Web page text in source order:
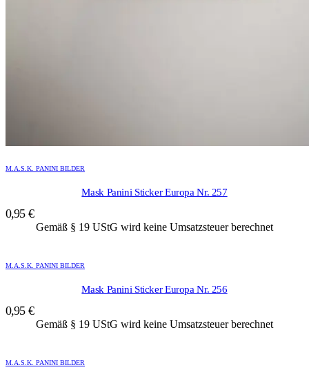
M.A.S.K. PANINI BILDER
Mask Panini Sticker Europa Nr. 257
0,95 €
Gemäß § 19 UStG wird keine Umsatzsteuer berechnet
M.A.S.K. PANINI BILDER
Mask Panini Sticker Europa Nr. 256
0,95 €
Gemäß § 19 UStG wird keine Umsatzsteuer berechnet
M.A.S.K. PANINI BILDER